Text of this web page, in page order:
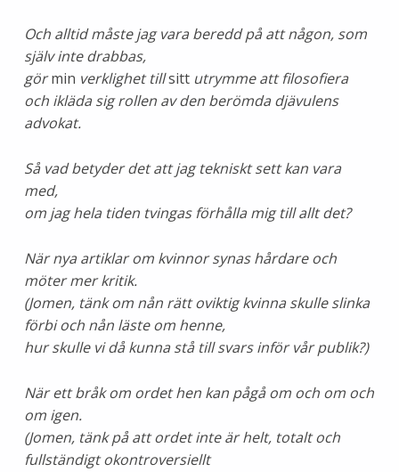
Och alltid måste jag vara beredd på att någon, som
själv inte drabbas,
görmin verklighet tillsittutrymme att filosofiera
och ikläda sig rollen av den berömda djävulens
advokat.
Så vad betyder det att jag tekniskt sett kan vara
med,
om jag hela tiden tvingas förhålla mig till allt det?
När nya artiklar om kvinnor synas hårdare och
möter mer kritik.
(Jomen, tänk om nån rätt oviktig kvinna skulle slinka
förbi och nån läste om henne,
hur skulle vi då kunna stå till svars inför vår publik?)
När ett bråk om ordet hen kan pågå om och om och
om igen.
(Jomen, tänk på att ordet inte är helt, totalt och
fullständigt okontroversiellt